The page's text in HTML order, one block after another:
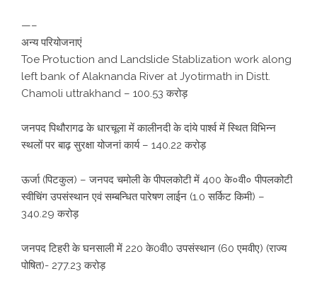
—–
अन्य परियोजनाएं
Toe Protuction and Landslide Stablization work along
left bank of Alaknanda River at Jyotirmath in Distt.
Chamoli uttrakhand – 100.53 करोड़
जनपद पिथौरागढ के धारचूला में कालीनदी के दांये पार्श्व में स्थित विभिन्न
स्थलों पर बाढ़ सुरक्षा योजनां कार्य – 140.22 करोड़
ऊर्जा (पिटकुल) – जनपद चमोली के पीपलकोटी में 400 के०वी० पीपलकोटी
स्वीचिंग उपसंस्थान एवं सम्बन्धित पारेषण लाईन (1.0 सर्किट किमी) –
340.29 करोड़
जनपद टिहरी के घनसाली में 220 के0वी0 उपसंस्थान (60 एमवीए) (राज्य
पोषित)- 277.23 करोड़